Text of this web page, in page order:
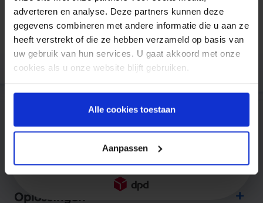
adverteren en analyse. Deze partners kunnen deze
gegevens combineren met andere informatie die u aan ze
heeft verstrekt of die ze hebben verzameld op basis van
uw gebruik van hun services. U gaat akkoord met onze
cookies als u onze website blijft gebruiken.
Alle cookies toestaan
Aanpassen
Vertrouwd door bedrijven als
Oplossingen